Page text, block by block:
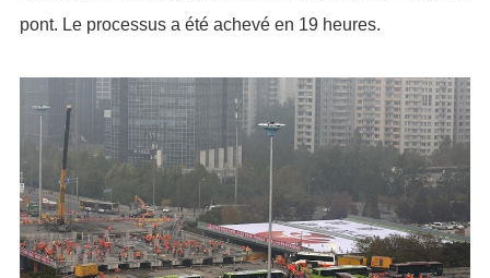
pont. Le processus a été achevé en 19 heures.